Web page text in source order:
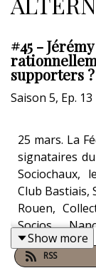
#45 -
supporters ?
Saison 5, Ep. 13
25 mars. La
signataires
Sociochaux,
Club Bastiais,
Rouen,
Socios
l'actionnariat
président
Show more
RSS